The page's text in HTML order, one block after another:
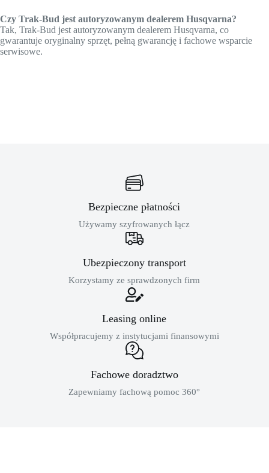
Czy Trak-Bud jest autoryzowanym dealerem Husqvarna?
Tak, Trak-Bud jest autoryzowanym dealerem Husqvarna, co
gwarantuje oryginalny sprzęt, pełną gwarancję i fachowe wsparcie
serwisowe.
Bezpieczne płatności
Używamy szyfrowanych łącz
Ubezpieczony transport
Korzystamy ze sprawdzonych firm
Leasing online
Współpracujemy z instytucjami finansowymi
Fachowe doradztwo
Zapewniamy fachową pomoc 360°